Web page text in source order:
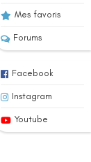
Mes favoris
Forums
Facebook
Instagram
Youtube